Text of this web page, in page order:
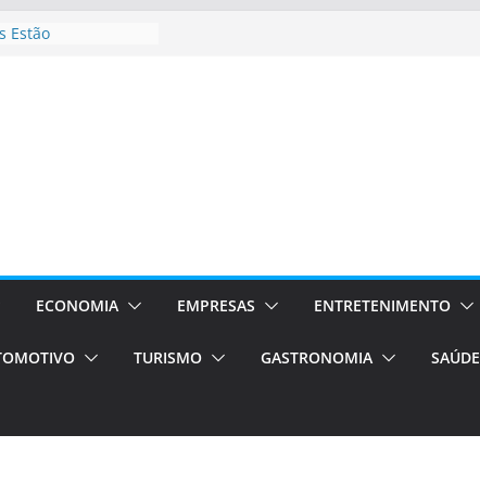
Estão
em Porto
de transfer,
de alto padrão
bolsas –
o segundo
únicas e
de volta!
ECONOMIA EMPRESAS ENTRETENIMENTO
TURISMO GASTRONOMIA SAÚDE